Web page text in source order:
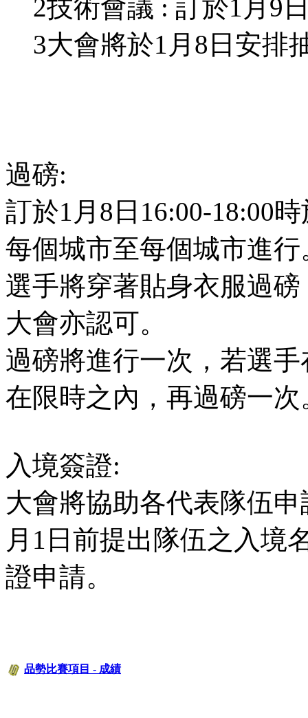
2技術會議 : 訂於1月9
3大會將於1月8日安排
過磅:
訂於1月8日16:00-18:00
每個城市至每個城市進行
選手將穿著貼身衣服過
大會亦認可。
過磅將進行一次，若選
在限時之內，再過磅一次
入境簽證:
大會將協助各代表隊伍
月1日前提出隊伍之入境
證申請。
品勢比賽項目 - 成績